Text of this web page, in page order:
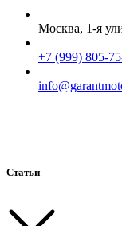
Москва, 1-я
+7 (999) 805-
Статьи